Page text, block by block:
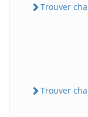
Trouver
Trouver